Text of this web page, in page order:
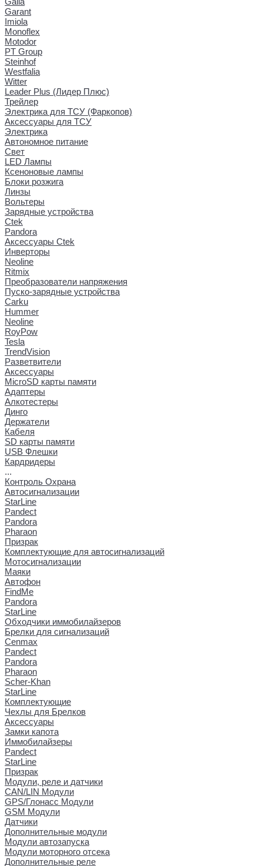
Garant
Imiola
Monoflex
Motodor
PT Group
Steinhof
Westfalia
Witter
Leader Plus (Лидер Плюс)
Трейлер
Электрика для ТСУ (Фаркопов)
Аксессуары для ТСУ
Электрика
Автономное питание
Свет
LED Лампы
Ксеноновые лампы
Блоки розжига
Линзы
Вольтеры
Зарядные устройства
Ctek
Pandora
Аксессуары Ctek
Инверторы
Neoline
Ritmix
Преобразователи напряжения
Пуско-зарядные устройства
Carku
Hummer
Neoline
RoyPow
Tesla
TrendVision
Разветвители
Аксессуары
MicroSD карты памяти
Адаптеры
Алкотестеры
Динго
Держатели
Кабеля
SD карты памяти
USB Флешки
Кардридеры
...
Контроль Охрана
Автосигнализации
StarLine
Pandect
Pandora
Pharaon
Призрак
Комплектующие для автосигнализаций
Мотосигнализации
Маяки
Автофон
FindMe
Pandora
StarLine
Обходчики иммобилайзеров
Брелки для сигнализаций
Cenmax
Pandect
Pandora
Pharaon
Scher-Khan
StarLine
Комплектующие
Чехлы для Брелков
Аксессуары
Замки капота
Иммобилайзеры
Pandect
StarLine
Призрак
Модули, реле и датчики
CAN/LIN Модули
GPS/Глонасс Модули
GSM Модули
Датчики
Дополнительные модули
Модули автозапуска
Модули моторного отсека
Дополнительные реле